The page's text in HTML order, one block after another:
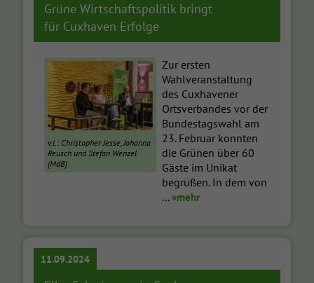
Grüne Wirtschaftspolitik bringt
für Cuxhaven Erfolge
v.l.: Christopher Jesse, Johanna
Reusch und Stefan Wenzel
(MdB)
Zur ersten
Wahlveranstaltung
des Cuxhavener
Ortsverbandes vor der
Bundestagswahl am
23. Februar konnten
die Grünen über 60
Gäste im Unikat
begrüßen. In dem von
... »mehr
11.09.2024